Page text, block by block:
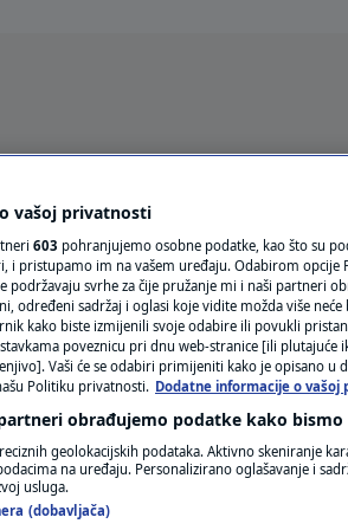
VRIJEME
N1 TEME
I
vašoj privatnosti
603 pohranjujemo osobne podatke, kao što su
i pristupamo im na vašem uređaju. Odabirom opcije
podržavaju svrhe za čije pružanje mi i naši partneri
određeni sadržaj i oglasi koje vidite možda više
kako biste izmijenili svoje odabire ili povukli
poveznicu pri dnu web-stranice [ili plutajuće
Vaši će se odabiri primijeniti kako je opisano u
Politiku privatnosti. Dodatne informacije o vašoj
obrađujemo podatke kako bismo
geolokacijskih podataka. Aktivno skeniranje
na uređaju. Personalizirano oglašavanje i
usluga.
(dobavljača)